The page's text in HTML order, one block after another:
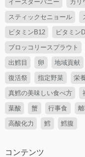
イースターバニー カリ
スティックセニョール
ビタミンB12 ビタミンD
ブロッコリースプラウト
出鱈目 卵 地域貢献
復活祭 指定野菜 栄
真鱈の美味しい食べ方
葉酸 蟹 行事食
高酸化力 鱈 鱈腹
コンテンツ